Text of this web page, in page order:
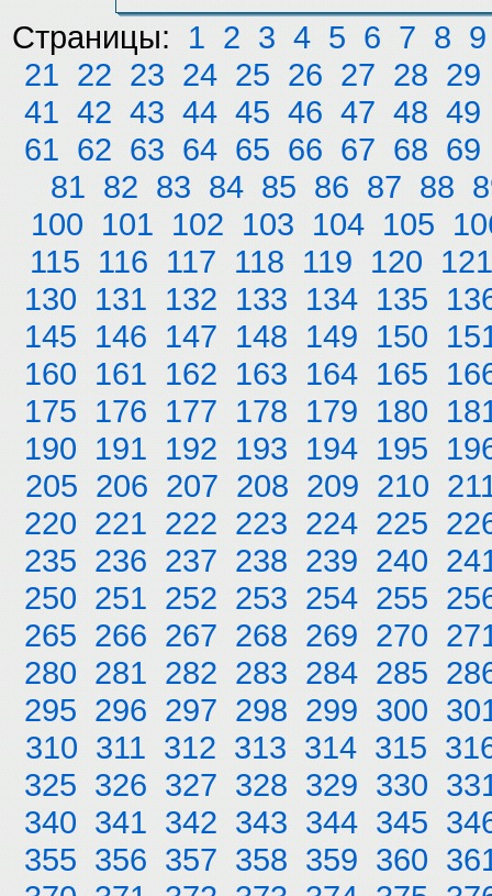
Страницы: 1 2 3 4 5 6 7 8 9
21 22 23 24 25 26 27 28 29
41 42 43 44 45 46 47 48 49
61 62 63 64 65 66 67 68 69
81 82 83 84 85 86 87 88
100 101 102 103 104 105
115 116 117 118 119 120 121
130 131 132 133 134 135
145 146 147 148 149 150
160 161 162 163 164 165
175 176 177 178 179 180
190 191 192 193 194 195
205 206 207 208 209 210
220 221 222 223 224 225
235 236 237 238 239 240
250 251 252 253 254 255
265 266 267 268 269 270
280 281 282 283 284 285
295 296 297 298 299 300
310 311 312 313 314 315
325 326 327 328 329 330
340 341 342 343 344 345
355 356 357 358 359 360